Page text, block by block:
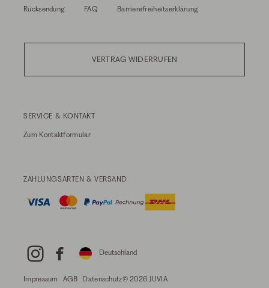
Rücksendung FAQ Barrierefreiheitserklärung
VERTRAG WIDERRUFEN
SERVICE & KONTAKT
Zum Kontaktformular
ZAHLUNGSARTEN & VERSAND
Deutschland
Impressum AGB Datenschutz© 2026 JUVIA